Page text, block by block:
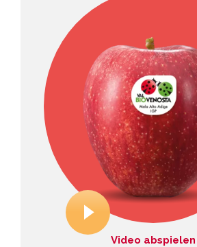
Video abspielen